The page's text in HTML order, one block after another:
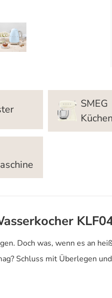
SMEG
Doch was, wenn es an
Schluss mit Überlegen